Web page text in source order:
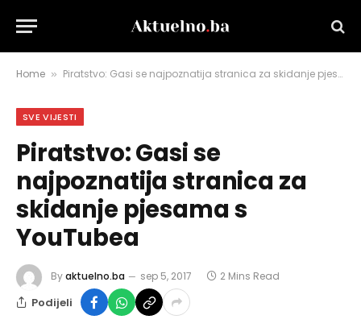
Home » Piratstvo: Gasi se najpoznatija stranica za skidanje pjesama s YouTubea
SVE VIJESTI
Piratstvo: Gasi se
najpoznatija stranica za
skidanje pjesama s
YouTubea
Byaktuelno.ba sep 5, 2017 2 Mins Read
Podijeli